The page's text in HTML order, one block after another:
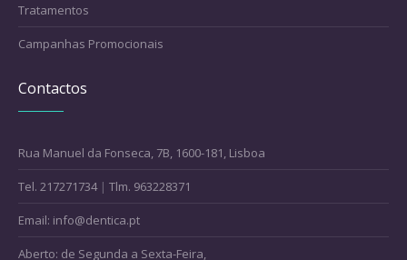
Tratamentos
Campanhas Promocionais
Contactos
Rua Manuel da Fonseca, 7B, 1600-181, Lisboa
Tel. 217271734 |Tlm. 963228371
Email: info@dentica.pt
Aberto: de Segunda a Sexta-Feira,